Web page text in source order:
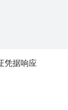
凭据响应